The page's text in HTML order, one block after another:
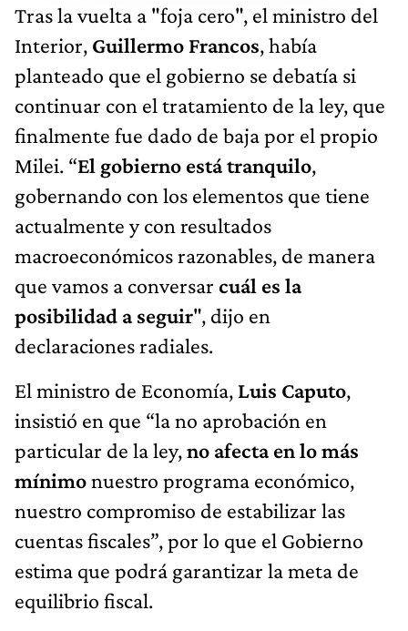
Tras la vuelta a "foja cero", el ministro del
Interior, Guillermo Francos, había
planteado que el gobierno se debatía si
continuar con el tratamiento de la ley, que
finalmente fue dado de baja por el propio
Milei. “El gobierno está tranquilo,
gobernando con los elementos que tiene
actualmente y con resultados
macroeconómicos razonables, de manera
que vamos a conversar cuál es la
posibilidad a seguir", dijo en
declaraciones radiales.
El ministro de Economía, Luis Caputo,
insistió en que “la no aprobación en
particular de la ley,no afecta en lo más
mínimonuestro programa económico,
nuestro compromiso de estabilizar las
cuentas fiscales”, por lo que el Gobierno
estima que podrá garantizar la meta de
equilibrio fiscal.